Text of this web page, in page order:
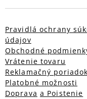
Pravidlá ochrany
údajov
Obchodné
Vrátenie tovaru
Reklamačný poriadok
Platobné možnosti
Doprava a Poistenie